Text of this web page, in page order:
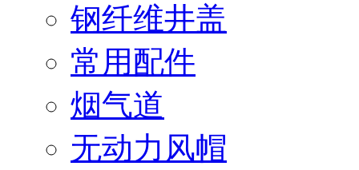
钢纤维井盖
常用配件
烟气道
无动力风帽